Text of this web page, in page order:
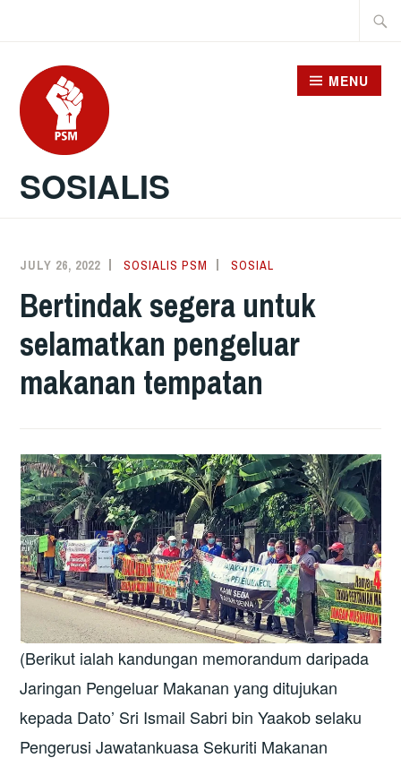
content
SOSIALIS
MENU
JULY 26, 2022 SOSIALIS PSM SOSIAL
Bertindak segera untuk
selamatkan pengeluar
makanan tempatan
(Berikut ialah kandungan memorandum daripada
Jaringan Pengeluar Makanan yang ditujukan
kepada Dato’ Sri Ismail Sabri bin Yaakob selaku
Pengerusi Jawatankuasa Sekuriti Makanan